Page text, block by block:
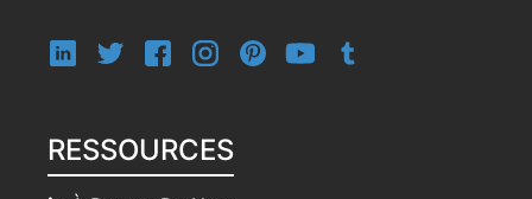
RESSOURCES